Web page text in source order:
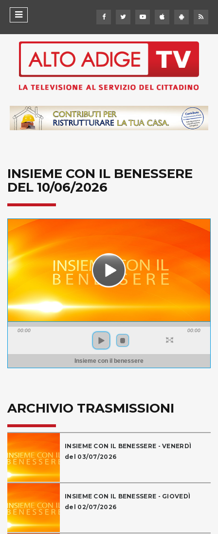
INSIEME CON IL BENESSERE
DEL 10/06/2026
00:00 00:00
Insieme con il benessere
ARCHIVIO TRASMISSIONI
INSIEME CON IL BENESSERE - VENERDÌ
del 03/07/2026
INSIEME CON IL BENESSERE - GIOVEDÌ
del 02/07/2026